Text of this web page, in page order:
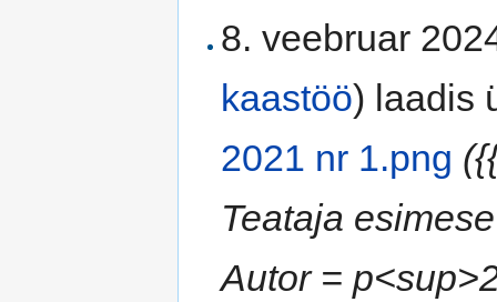
8. veebruar
kaastöö) laadis
2021 nr 1.png
Teataja
Autor =